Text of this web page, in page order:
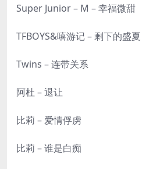
Super Junior – M – 幸福微甜
TFBOYS&嘻游记 – 剩下的盛夏
Twins – 连带关系
阿杜 – 退让
比莉 – 爱情俘虏
比莉 – 谁是白痴